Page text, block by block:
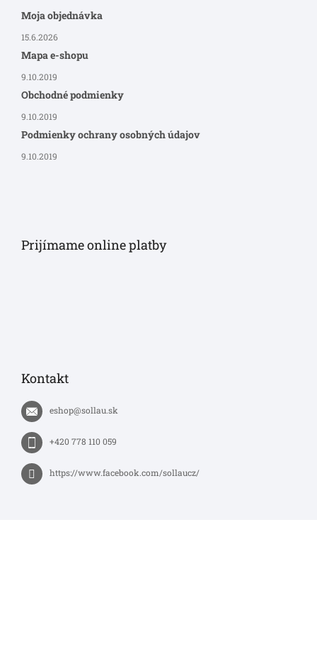
Moja objednávka
15.6.2026
Mapa e-shopu
9.10.2019
Obchodné podmienky
9.10.2019
Podmienky ochrany osobných údajov
9.10.2019
Prijímame online platby
Kontakt
eshop@sollau.sk
+420 778 110 059
https://www.facebook.com/sollaucz/